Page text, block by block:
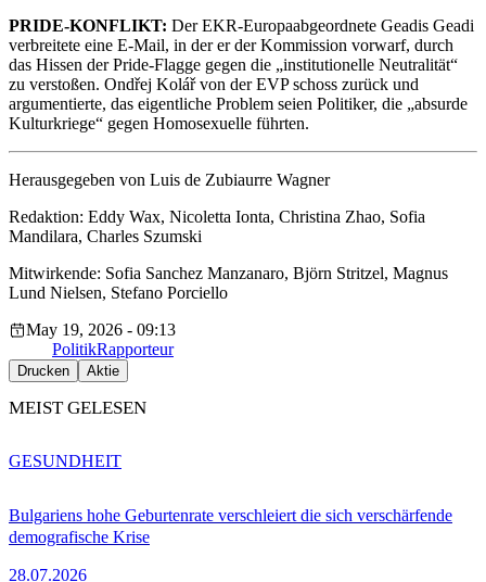
PRIDE-KONFLIKT: Der EKR-Europaabgeordnete Geadis Geadi
verbreitete eine E-Mail, in der er der Kommission vorwarf, durch
das Hissen der Pride-Flagge gegen die „institutionelle Neutralität“
zu verstoßen. Ondřej Kolář von der EVP schoss zurück und
argumentierte, das eigentliche Problem seien Politiker, die „absurde
Kulturkriege“ gegen Homosexuelle führten.
Herausgegeben von Luis de Zubiaurre Wagner
Redaktion: Eddy Wax, Nicoletta Ionta, Christina Zhao, Sofia
Mandilara, Charles Szumski
Mitwirkende: Sofia Sanchez Manzanaro, Björn Stritzel, Magnus
Lund Nielsen, Stefano Porciello
May 19, 2026 - 09:13
PolitikRapporteur
Drucken Aktie
MEIST GELESEN
Bulgariens hohe Geburtenrate verschleiert die sich verschärfende
demografische Krise
28.07.2026
GESUNDHEIT